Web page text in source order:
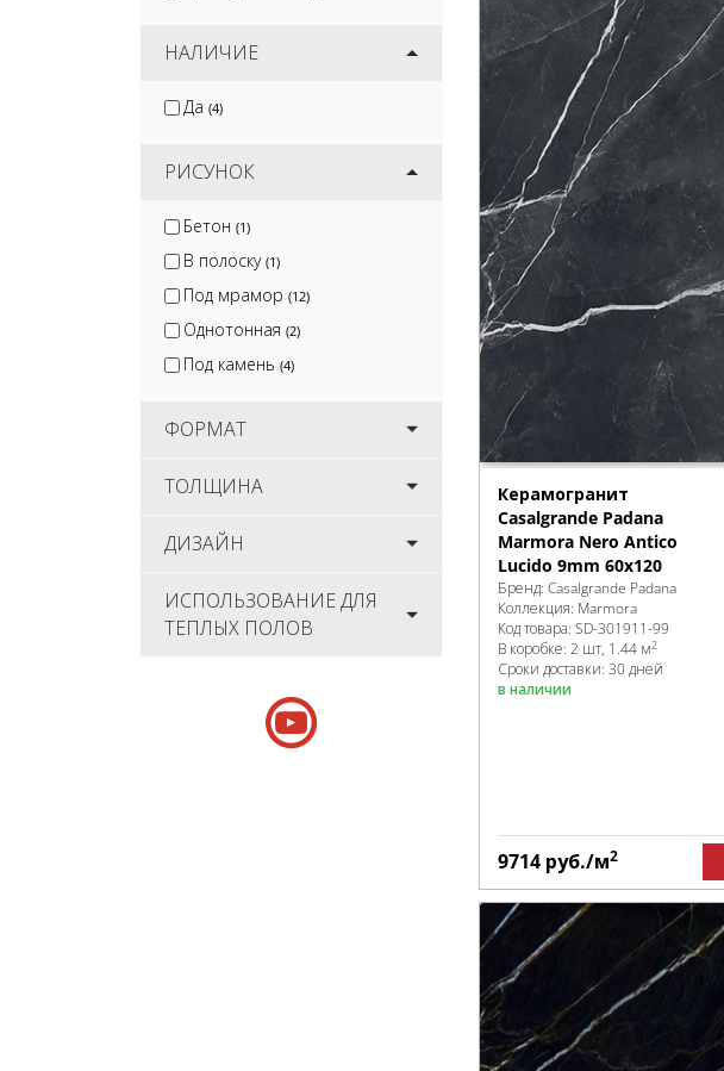
НАЛИЧИЕ
Да (4)
РИСУНОК
Бетон (1)
В полоску (1)
Под мрамор (12)
Однотонная (2)
Под камень (4)
ФОРМАТ
ТОЛЩИНА
ДИЗАЙН
ИСПОЛЬЗОВАНИЕ ДЛЯ
ТЕПЛЫХ ПОЛОВ
Керамогранит
Casalgrande Padana
Marmora Nero Antico
Lucido 9mm 60x120
Бренд: Casalgrande Padana
Коллекция: Marmora
Код товара: SD-301911-99
В коробке: 2 шт, 1.44 м2
Сроки доставки: 30 дней
в наличии
9714 руб./м2